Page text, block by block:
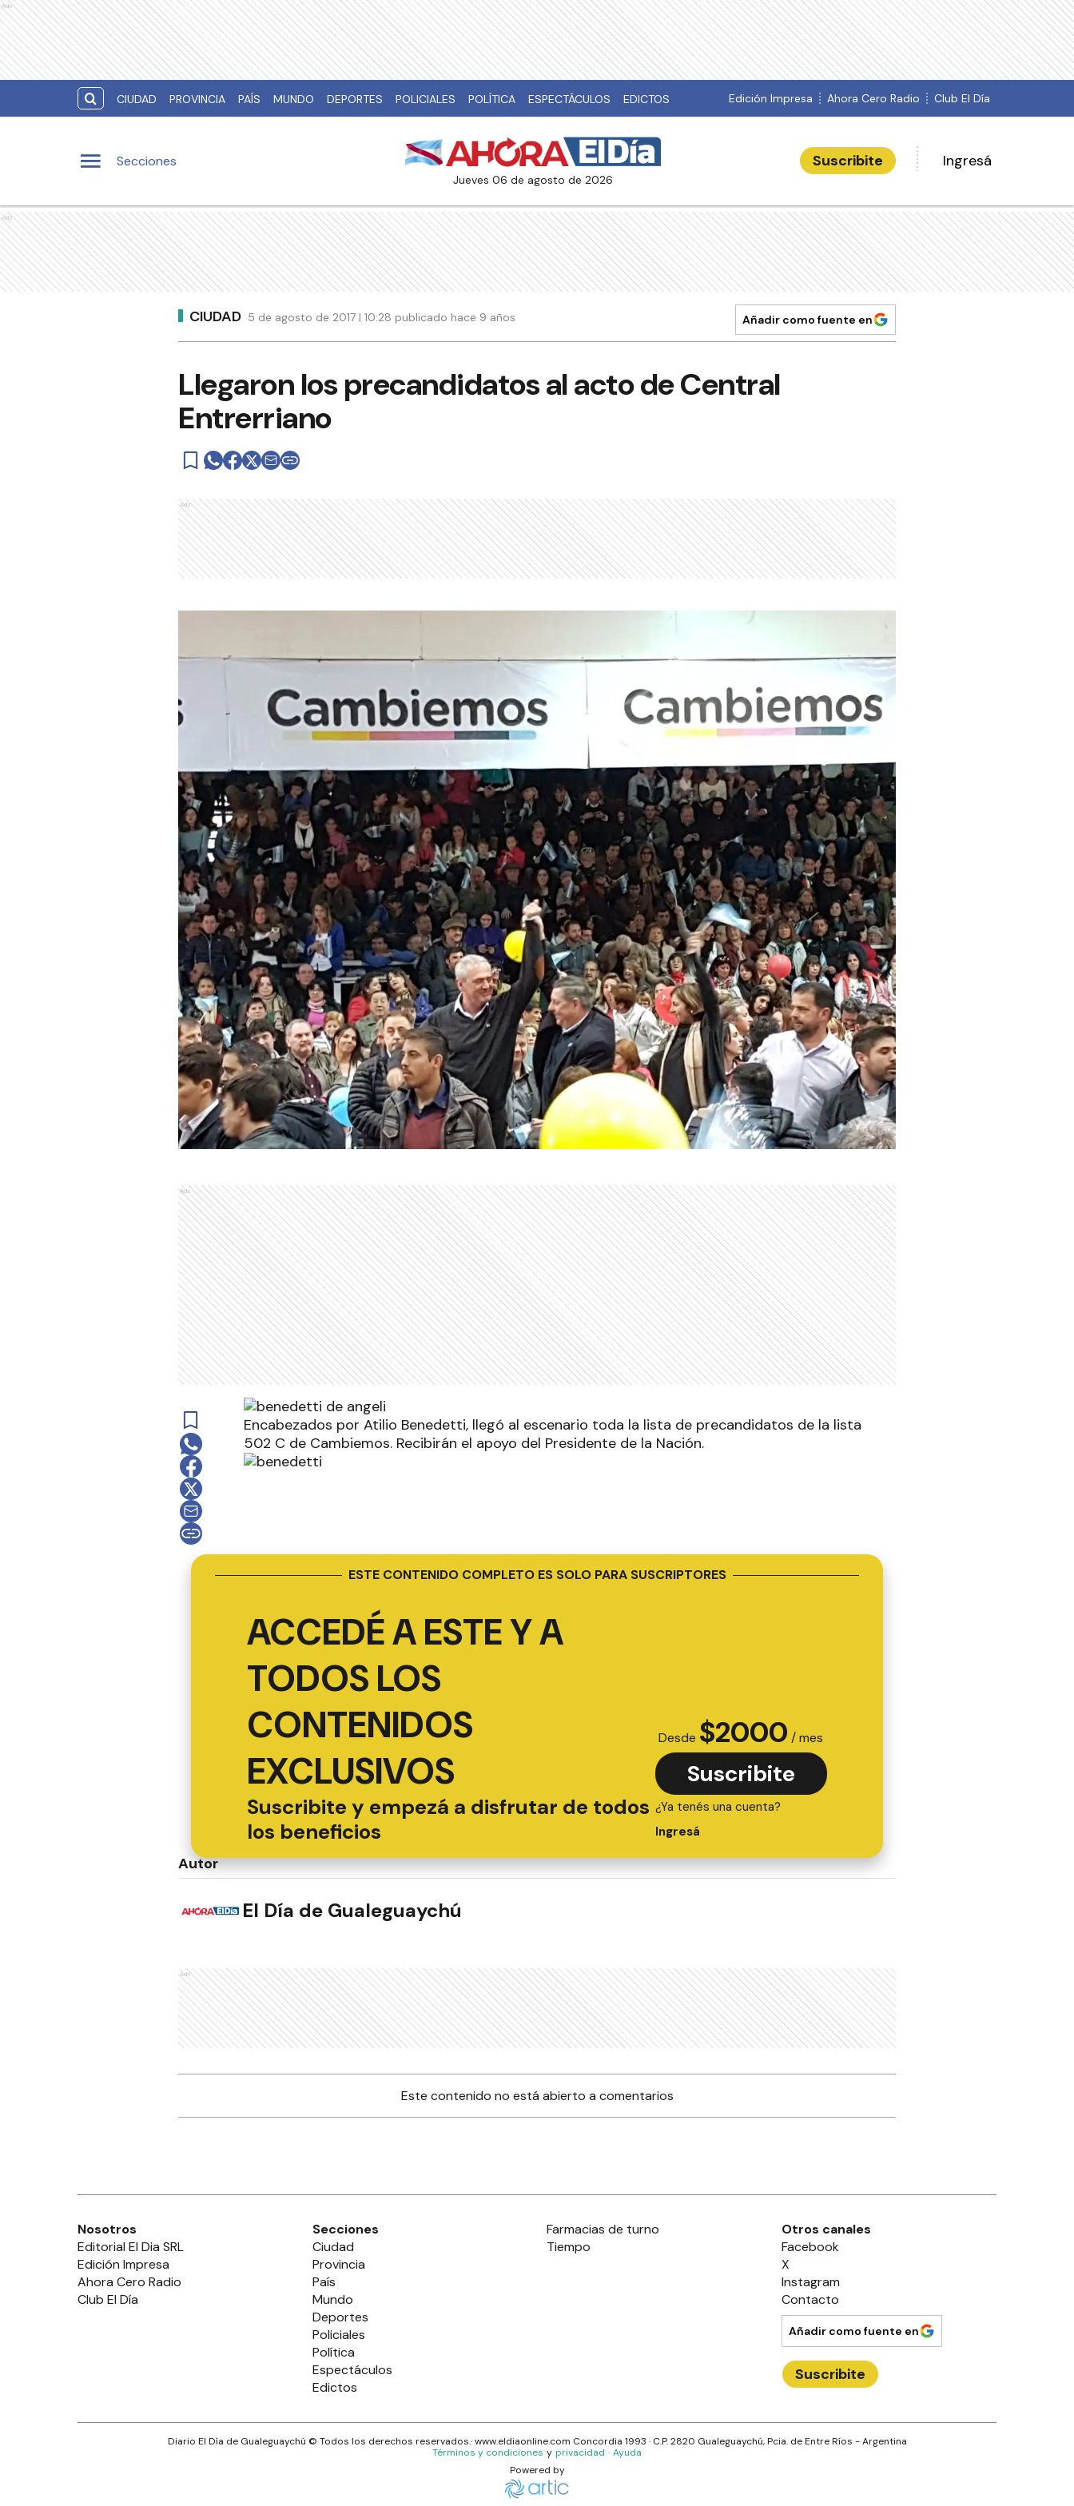
Ads
CIUDAD PROVINCIA PAÍS MUNDO DEPORTES POLICIALES POLÍTICA ESPECTÁCULOS EDICTOS Edición Impresa Ahora Cero Radio Club El Día
Secciones
jueves 06 de agosto de 2026
Suscribite Ingresá
Ads
CIUDAD 5 de agosto de 2017 | 10:28 publicado hace 9 años Añadir como fuente en
Llegaron los precandidatos al acto de Central
Entrerriano
Ads
Ads
Encabezados por Atilio Benedetti, llegó al escenario toda la lista de precandidatos de la lista
502 C de Cambiemos. Recibirán el apoyo del Presidente de la Nación.
ESTE CONTENIDO COMPLETO ES SOLO PARA SUSCRIPTORES
ACCEDÉ A ESTE Y A
TODOS LOS
CONTENIDOS
EXCLUSIVOS
Suscribite y empezá a disfrutar de todos
los beneficios
Desde $2000 / mes
Suscribite
¿Ya tenés una cuenta?
Ingresá
Autor
El Día de Gualeguaychú
Ads
Este contenido no está abierto a comentarios
Nosotros
Editorial El Dia SRL
Edición Impresa
Ahora Cero Radio
Club El Día
Secciones
Ciudad
Provincia
País
Mundo
Deportes
Policiales
Política
Espectáculos
Edictos
Farmacias de turno
Tiempo
Otros canales
Facebook
X
Instagram
Contacto
Añadir como fuente en
Suscribite
Diario El Día de Gualeguaychú © Todos los derechos reservados.· www.eldiaonline.com Concordia 1993 · C.P.2820 Gualeguaychú, Pcia. de Entre Ríos - Argentina
Términos y condiciones y privacidad · Ayuda
Powered by